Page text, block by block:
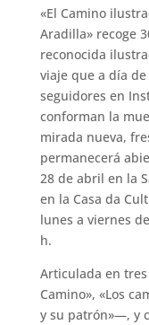
«El Camino
Aradilla» recoge
reconocida
viaje que a día
seguidores en
conforman la
mirada nueva,
permanecerá
28 de abril en la
en la Casa da
lunes a viernes
h.
Articulada en
Camino», «Los
y su patrón»―, y